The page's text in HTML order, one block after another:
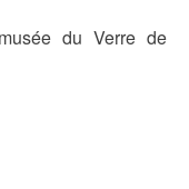
du Verre de